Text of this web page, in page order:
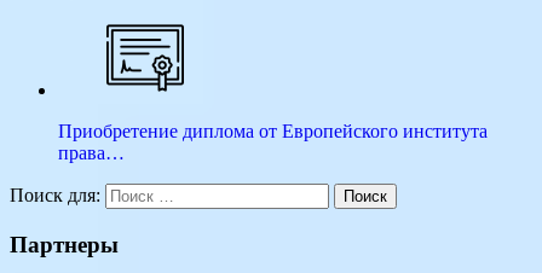
Приобретение диплома от Европейского института
права…
Поиск для: Поиск
Партнеры